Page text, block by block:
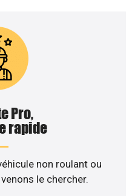
Pro,
rapide
non roulant ou
le chercher.